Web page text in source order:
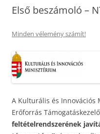
Első beszámoló –
Minden vélemény számít!
A Kulturális és Innovációs
Erőforrás Támogatáskezelő
feltételrendszerének